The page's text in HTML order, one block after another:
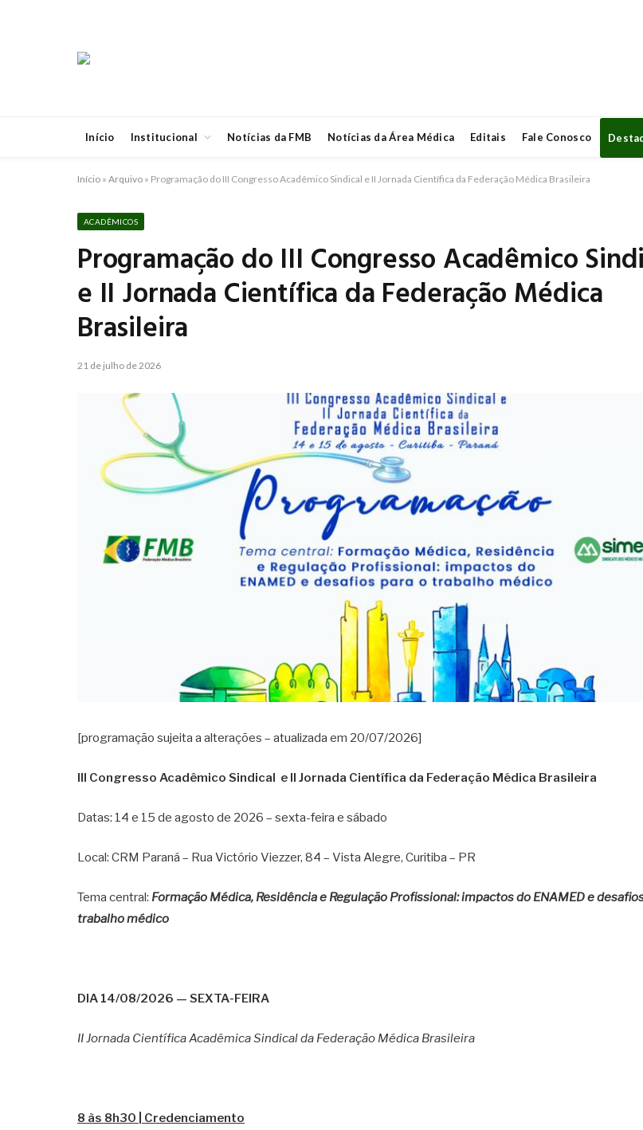
Início Institucional Notícias da FMB Notícias da Área Médica Editais Fale Conosco
Início » Arquivo » Programação do III Congresso Acadêmico Sindical e II Jornada Científica da Federação Médica Brasileira
ACADÊMICOS
Programação do III Congresso Acadêmico
e II Jornada Científica da Federação Médica
Brasileira
21 de julho de 2026
[programação sujeita a alterações – atualizada em 20/07/2026]
III Congresso Acadêmico Sindical e II Jornada Científica da Federação Médica Brasileira
Datas: 14 e 15 de agosto de 2026 – sexta-feira e sábado
Local: CRM Paraná – Rua Victório Viezzer, 84 – Vista Alegre, Curitiba – PR
Tema central: Formação Médica, Residência e Regulação Profissional: impactos do ENAMED e
trabalho médico
DIA 14/08/2026 — SEXTA-FEIRA
II Jornada Científica Acadêmica Sindical da Federação Médica Brasileira
8 às 8h30 | Credenciamento